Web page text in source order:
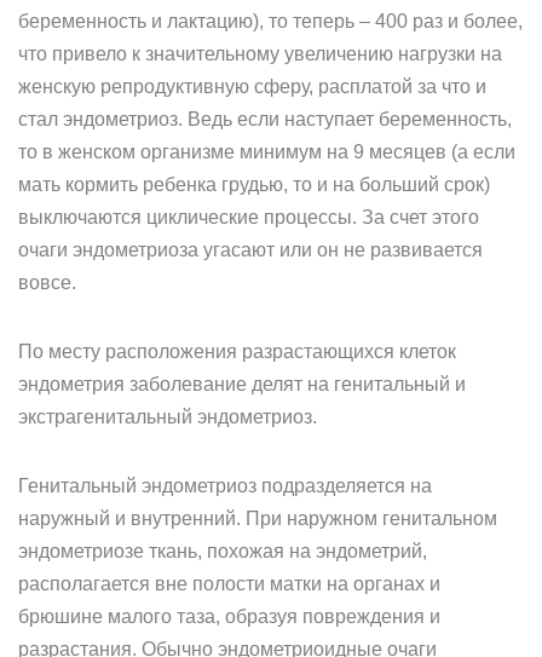
беременность и лактацию), то теперь – 400 раз и более,
что привело к значительному увеличению нагрузки на
женскую репродуктивную сферу, расплатой за что и
стал эндометриоз. Ведь если наступает беременность,
то в женском организме минимум на 9 месяцев (а если
мать кормить ребенка грудью, то и на больший срок)
выключаются циклические процессы. За счет этого
очаги эндометриоза угасают или он не развивается
вовсе.
По месту расположения разрастающихся клеток
эндометрия заболевание делят на генитальный и
экстрагенитальный эндометриоз.
Генитальный эндометриоз подразделяется на
наружный и внутренний. При наружном генитальном
эндометриозе ткань, похожая на эндометрий,
располагается вне полости матки на органах и
брюшине малого таза, образуя повреждения и
разрастания. Обычно эндометриоидные очаги